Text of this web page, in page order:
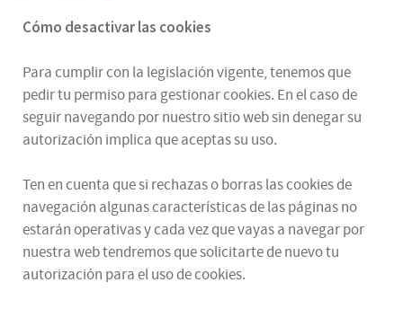
Cómo desactivar las cookies
Para cumplir con la legislación vigente, tenemos que
pedir tu permiso para gestionar cookies. En el caso de
seguir navegando por nuestro sitio web sin denegar su
autorización implica que aceptas su uso.
Ten en cuenta que si rechazas o borras las cookies de
navegación algunas características de las páginas no
estarán operativas y cada vez que vayas a navegar por
nuestra web tendremos que solicitarte de nuevo tu
autorización para el uso de cookies.